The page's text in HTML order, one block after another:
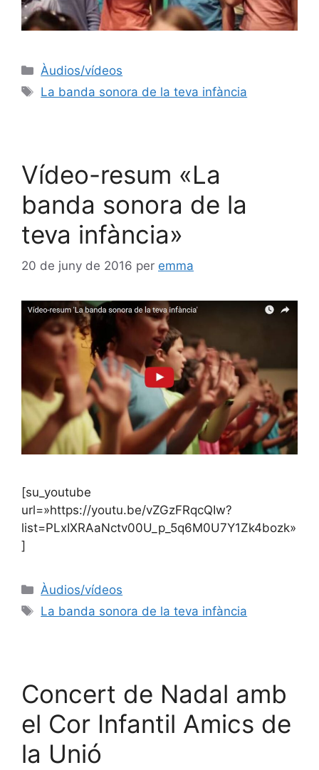
Àudios/vídeos
La banda sonora de la teva infància
Vídeo-resum «La
banda sonora de la
teva infància»
20 de juny de 2016 per emma
[su_youtube
url=»https://youtu.be/vZGzFRqcQIw?
list=PLxIXRAaNctv00U_p_5q6M0U7Y1Zk4bozk»
]
Àudios/vídeos
La banda sonora de la teva infància
Concert de Nadal amb
el Cor Infantil Amics de
la Unió